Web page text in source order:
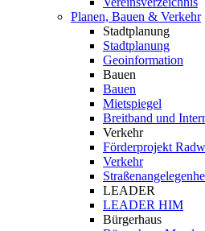
Planen, Bauen & Verkehr
Stadtplanung
Stadtplanung
Geoinformation
Bauen
Bauen
Mietspiegel
Breitband und
Verkehr
Förderprojekt
Verkehr
LEADER
LEADER HIM
Bürgerhaus